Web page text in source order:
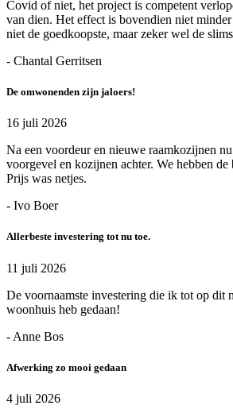
Covid of niet, het project is competent
van dien. Het effect is bovendien niet
niet de goedkoopste, maar zeker wel de
- Chantal Gerritsen
De omwonenden zijn jaloers!
16 juli 2026
Na een voordeur en nieuwe raamkozijnen
voorgevel en kozijnen achter. We hebben de
Prijs was netjes.
- Ivo Boer
Allerbeste investering tot nu toe.
11 juli 2026
De voornaamste investering die ik tot op dit
woonhuis heb gedaan!
- Anne Bos
Afwerking zo mooi gedaan
4 juli 2026